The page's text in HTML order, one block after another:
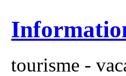
tourisme -